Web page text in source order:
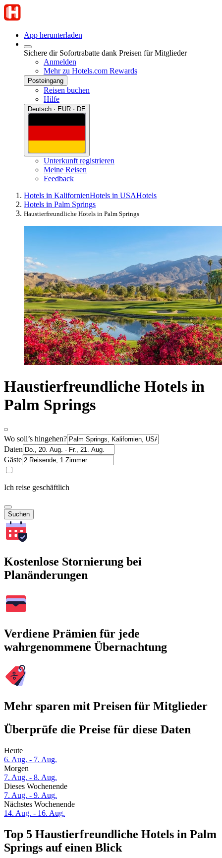
App herunterladen
Sichere dir Sofortrabatte dank Preisen für Mitglieder
Anmelden
Mehr zu Hotels.com Rewards
Posteingang
Reisen buchen
Hilfe
Deutsch · EUR · DE
Unterkunft registrieren
Meine Reisen
Feedback
Hotels in KalifornienHotels in USAHotels
Hotels in Palm Springs
Haustierfreundliche Hotels in Palm Springs
Haustierfreundliche Hotels in
Palm Springs
Wo soll’s hingehen?
Daten
Gäste
Ich reise geschäftlich
Suchen
Kostenlose Stornierung bei
Planänderungen
Verdiene Prämien für jede
wahrgenommene Übernachtung
Mehr sparen mit Preisen für Mitglieder
Überprüfe die Preise für diese Daten
Heute
6. Aug. - 7. Aug.
Morgen
7. Aug. - 8. Aug.
Dieses Wochenende
7. Aug. - 9. Aug.
Nächstes Wochenende
14. Aug. - 16. Aug.
Top 5 Haustierfreundliche Hotels in Palm
Springs auf einen Blick